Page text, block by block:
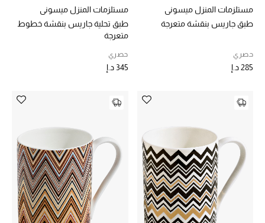
تشكيلة الأعراس
ركن الفخامة
جميع الملابس النسائية
جميع الأحذية النسائية
جميع الحقائب النسائية
جميع الإكسسورات النسائية
مستلزمات المنزل ميسوني
طبق جاريس بنقشة متعرجة
حصري
285 د.إ
مستلزمات المنزل ميسوني
طبق تحلية جاريس بنقشة خطوط
متعرجة
حصري
345 د.إ